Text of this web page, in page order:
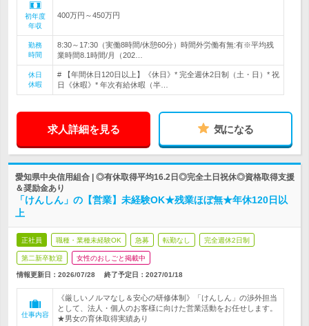
初年度
年収
400万円～450万円
勤務
時間
8:30～17:30（実働8時間/休憩60分）時間外労働有無:有※平均残
業時間8.1時間/月（202…
休日
休暇
# 【年間休日120日以上】《休日》* 完全週休2日制（土・日）* 祝
日《休暇》* 年次有給休暇（半…
求人詳細を見る 気になる
愛知県中央信用組合 | ◎有休取得平均16.2日◎完全土日祝休◎資格取得支援
＆奨励金あり
「けんしん」の【営業】未経験OK★残業ほぼ無★年休120日以
上
正社員 職種・業種未経験OK 急募 転勤なし 完全週休2日制
第二新卒歓迎 女性のおしごと掲載中
情報更新日：2026/07/28 終了予定日： 2027/01/18
仕事内容
《厳しいノルマなし＆安心の研修体制》「けんしん」の渉外担当
として、法人・個人のお客様に向けた営業活動をお任せします。
★男女の育休取得実績あり